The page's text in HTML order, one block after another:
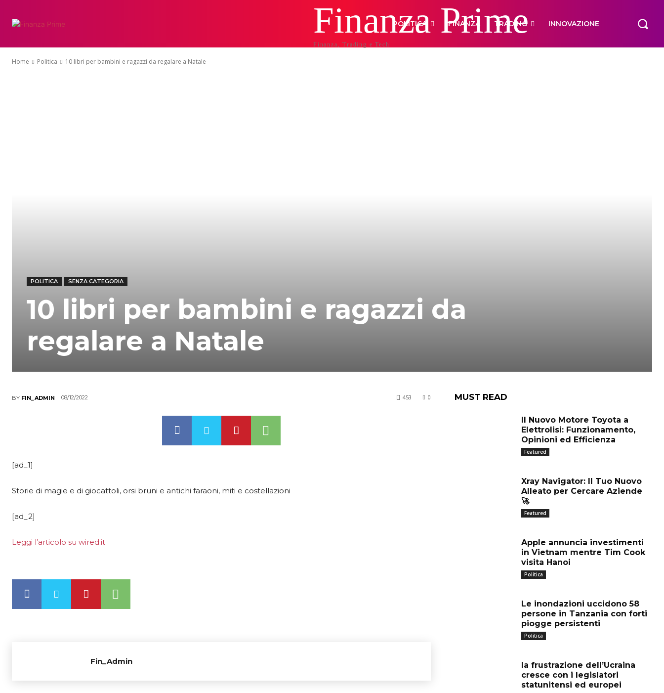
Finanza Prime
Finanza, Trading e Tech
POLITICA FINANZA TRADING INNOVAZIONE
Home Politica 10 libri per bambini e ragazzi da regalare a Natale
POLITICA SENZA CATEGORIA
10 libri per bambini e ragazzi da
regalare a Natale
BY FIN_ADMIN 08/12/2022 0
453
[ad_1]
Storie di magie e di giocattoli, orsi bruni e antichi faraoni, miti e costellazioni
[ad_2]
Leggi l’articolo su wired.it
Fin_Admin
MUST READ
Il Nuovo Motore Toyota a
Elettrolisi: Funzionamento,
Opinioni ed Efficienza
Featured
Xray Navigator: Il Tuo Nuovo
Alleato per Cercare Aziende
🚀
Featured
Apple annuncia investimenti
in Vietnam mentre Tim Cook
visita Hanoi
Politica
Le inondazioni uccidono 58
persone in Tanzania con forti
piogge persistenti
Politica
la frustrazione dell’Ucraina
cresce con i legislatori
statunitensi ed europei